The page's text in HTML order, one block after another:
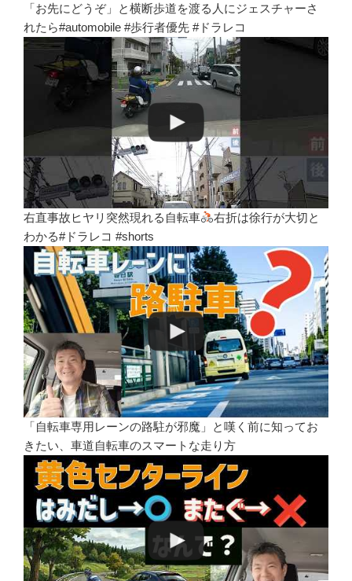
「お先にどうぞ」と横断歩道を渡る人にジェスチャーさ
れたら#automobile #歩行者優先 #ドラレコ
右直事故ヒヤリ突然現れる自転車
右折は徐行が大切と
わかる#ドラレコ #shorts
「自転車専用レーンの路駐が邪魔」と嘆く前に知ってお
きたい、車道自転車のスマートな走り方